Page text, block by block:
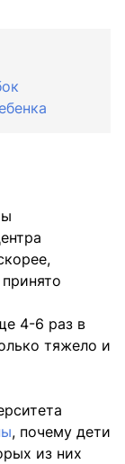
4-6 раз в
тяжело и
, почему дети
из них